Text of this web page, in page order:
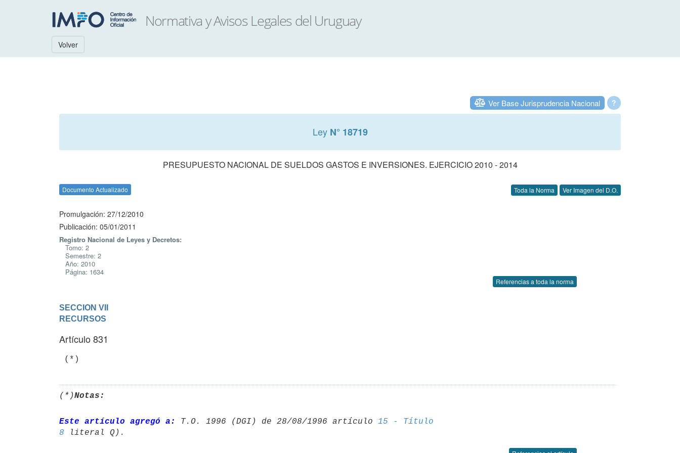
Volver
?
Ver Base Jurisprudencia Nacional
Ley N° 18719
PRESUPUESTO NACIONAL DE SUELDOS GASTOS E INVERSIONES. EJERCICIO 2010 - 2014
Documento Actualizado Toda la Norma Ver Imagen del D.O.
Promulgación: 27/12/2010
Publicación: 05/01/2011
Registro Nacional de Leyes y Decretos:
Tomo: 2
Semestre: 2
Año: 2010
Página: 1634
Referencias a toda la norma
SECCION VII
RECURSOS
Artículo 831
(*)
(*)Notas:
Este artículo agregó a: T.O. 1996 (DGI) de 28/08/1996 artículo 15 - Título
8